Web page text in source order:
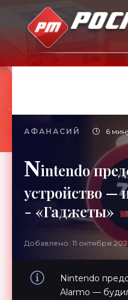
АФАНАСИЙ 6
Nintendo
устройство —
- «Гаджеты»
Добавлено: 11 октября
Nintendo
Alarmo —